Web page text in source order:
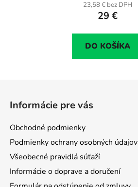
23,58 € bez DPH
29 €
DO KOŠÍKA
Informácie pre vás
Obchodné podmienky
Podmienky ochrany osobných údajov
Všeobecné pravidlá súťaží
Informácie o doprave a doručení